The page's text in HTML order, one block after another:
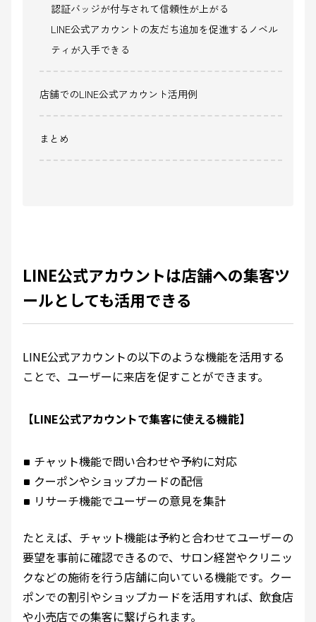
認証バッジが付与されて信頼性が上がる
LINE公式アカウントの友だち追加を促進するノベル
ティが入手できる
店舗でのLINE公式アカウント活用例
まとめ
LINE公式アカウントは店舗への集客ツ
ールとしても活用できる
LINE公式アカウントの以下のような機能を活用する
ことで、ユーザーに来店を促すことができます。
【LINE公式アカウントで集客に使える機能】
チャット機能で問い合わせや予約に対応
クーポンやショップカードの配信
リサーチ機能でユーザーの意見を集計
たとえば、チャット機能は予約と合わせてユーザーの
要望を事前に確認できるので、サロン経営やクリニッ
クなどの施術を行う店舗に向いている機能です。クー
ポンでの割引やショップカードを活用すれば、飲食店
や小売店での集客に繋げられます。